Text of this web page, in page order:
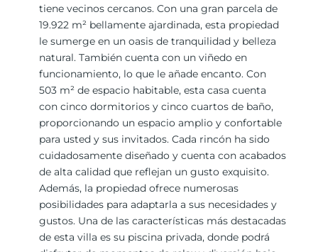
tiene vecinos cercanos. Con una gran parcela de
19.922 m² bellamente ajardinada, esta propiedad
le sumerge en un oasis de tranquilidad y belleza
natural. También cuenta con un viñedo en
funcionamiento, lo que le añade encanto. Con
503 m² de espacio habitable, esta casa cuenta
con cinco dormitorios y cinco cuartos de baño,
proporcionando un espacio amplio y confortable
para usted y sus invitados. Cada rincón ha sido
cuidadosamente diseñado y cuenta con acabados
de alta calidad que reflejan un gusto exquisito.
Además, la propiedad ofrece numerosas
posibilidades para adaptarla a sus necesidades y
gustos. Una de las características más destacadas
de esta villa es su piscina privada, donde podrá